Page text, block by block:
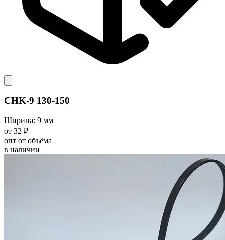
CHK-9 130-150
Ширина: 9 мм
от 32 ₽
опт от объёма
в наличии